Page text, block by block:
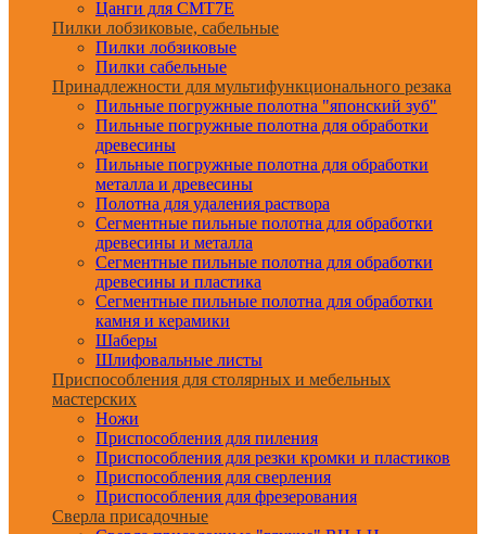
Цанги для CMT7E
Пилки лобзиковые, сабельные
Пилки лобзиковые
Пилки сабельные
Принадлежности для мультифункционального резака
Пильные погружные полотна "японский зуб"
Пильные погружные полотна для обработки
древесины
Пильные погружные полотна для обработки
металла и древесины
Полотна для удаления раствора
Сегментные пильные полотна для обработки
древесины и металла
Сегментные пильные полотна для обработки
древесины и пластика
Сегментные пильные полотна для обработки
камня и керамики
Шаберы
Шлифовальные листы
Приспособления для столярных и мебельных
мастерских
Ножи
Приспособления для пиления
Приспособления для резки кромки и пластиков
Приспособления для сверления
Приспособления для фрезерования
Сверла присадочные